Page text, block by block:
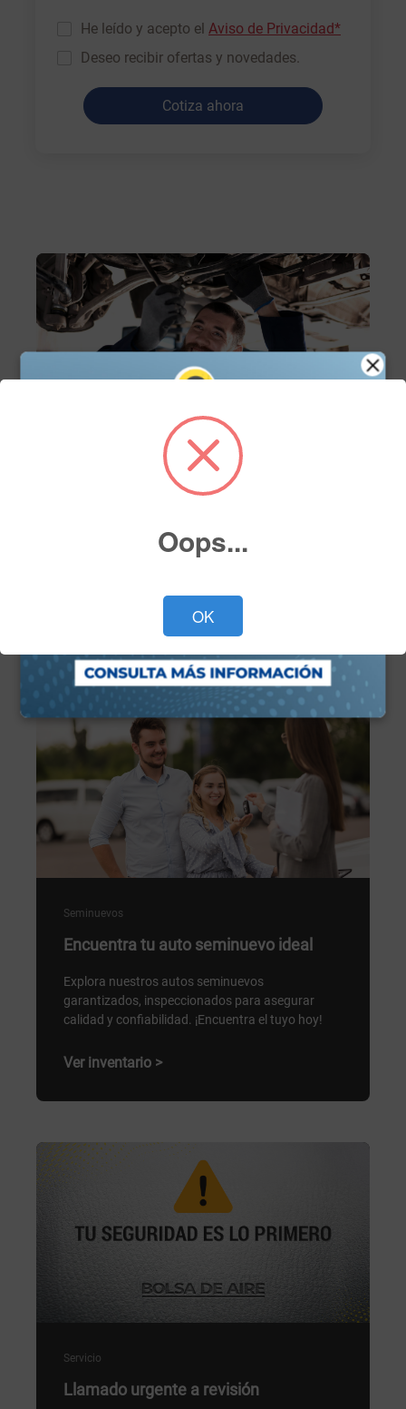
He leído y acepto el Aviso de Privacidad*
Deseo recibir ofertas y novedades.
Cotiza ahora
Servicio de mantenimiento
Agenda tu cita de servicio en línea y asegura el
mejor cuidado para tu vehículo con nuestros
Programa tu cita ahora >
Seminuevos
Encuentra tu auto seminuevo ideal
Explora nuestros autos seminuevos
garantizados, inspeccionados para asegurar
calidad y confiabilidad. ¡Encuentra el tuyo hoy!
Ver inventario >
Servicio
Llamado urgente a revisión
Oops...
OK